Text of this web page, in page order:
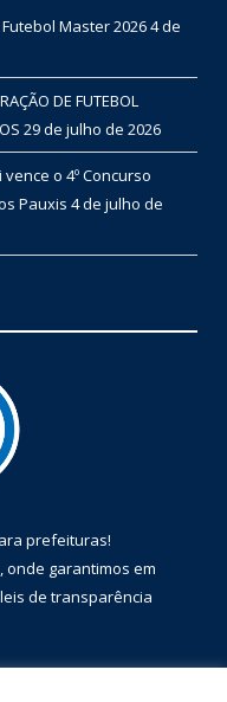
Master 20264 de
DE FUTEBOL
29 de julho de 2026
o 4º Concurso
Pauxis 4 de julho de
prefeituras!
onde garantimos em
leis de transparência